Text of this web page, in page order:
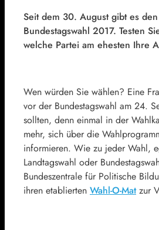
Seit dem 30. August gibt es
Bundestagswahl 2017. Testen
welche Partei am ehesten Ihre
Wen würden Sie wählen? Eine
vor der Bundestagswahl am 24.
sollten, denn einmal in der
mehr, sich über die
informieren. Wie zu jeder Wahl,
Landtagswahl oder
Bundeszentrale für Politische
ihren etablierten Wahl-O-Matzur